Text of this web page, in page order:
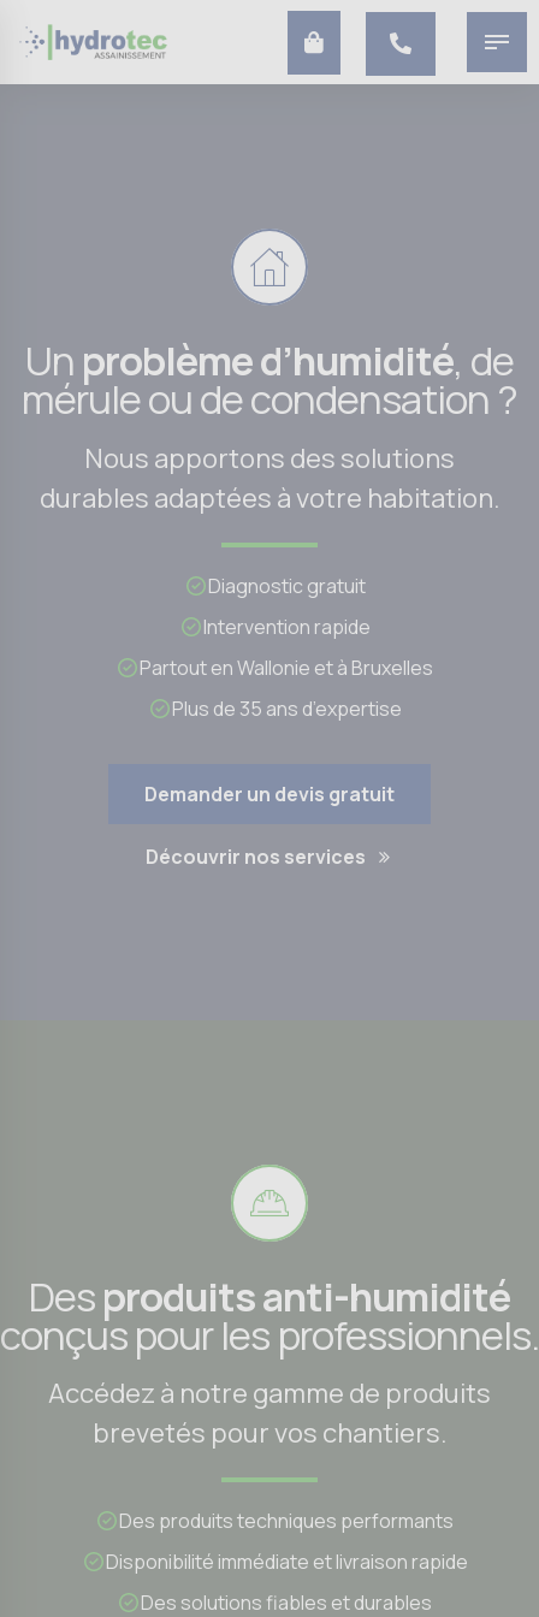
Un problème d’humidité, de
mérule ou de condensation ?
Nous apportons des solutions
durables adaptées à votre habitation.
Diagnostic gratuit
Intervention rapide
Partout en Wallonie et à Bruxelles
Plus de 35 ans d’expertise
Demander un devis gratuit
Découvrir nos services
Desproduits anti-humidité
conçus pour les professionnels.
Accédez à notre gamme de produits
brevetés pour vos chantiers.
Des produits techniques performants
Disponibilité immédiate et livraison rapide
Des solutions fiables et durables